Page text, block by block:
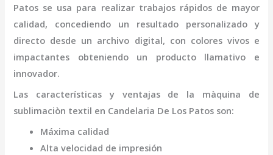
Patos se usa para realizar trabajos rápidos de mayor
calidad, concediendo un resultado personalizado y
directo desde un archivo digital, con colores vivos e
impactantes obteniendo un producto llamativo e
innovador.
Las características y ventajas de la màquina de
sublimaciòn textil en Candelaria De Los Patos son:
Máxima calidad
Alta velocidad de impresión